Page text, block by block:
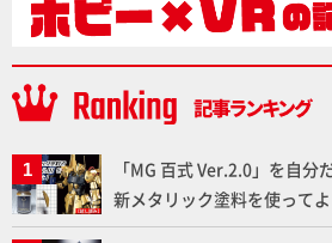
「MG 百式 Ver.2.0」を自
新メタリック塗料を使って
りに!!【試し読み】